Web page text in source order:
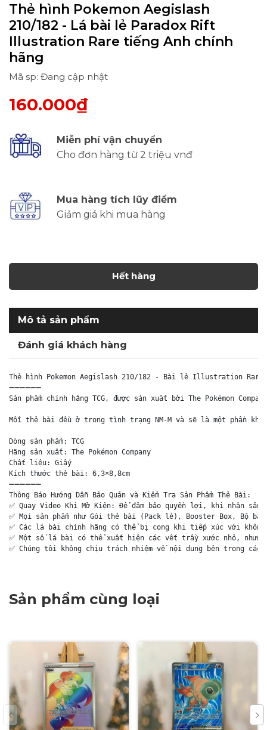
Thẻ hình Pokemon Aegislash
210/182 - Lá bài lẻ Paradox Rift
Illustration Rare tiếng Anh chính
hãng
Mã sp: Đang cập nhật
160.000₫
Miễn phí vận chuyển
Cho đơn hàng từ 2 triệu vnđ
Mua hàng tích lũy điểm
Giảm giá khi mua hàng
Hết hàng
Mô tả sản phẩm
Đánh giá khách hàng
Thẻ hình Pokemon Aegislash 210/182 - Bài lẻ Illustration Rare
➖➖➖➖➖➖
Sản phẩm chính hãng TCG, được sản xuất bởi The Pokémon
Mỗi thẻ bài đều ở trong tình trạng NM-M và sẽ là một phần
Dòng sản phẩm: TCG
Hãng sản xuất: The Pokémon Company
Chất liệu: Giấy
Kích thước thẻ bài: 6,3×8,8cm
➖➖➖➖➖➖
Thông Báo Hướng Dẫn Bảo Quản và Kiểm Tra Sản Phẩm Thẻ Bài:
✅ Quay Video Khi Mở Kiện: Để đảm bảo quyền lợi, khi nhận
✅ Mọi sản phẩm như Gói thẻ bài (Pack lẻ), Booster Box, Bộ
✅ Các lá bài chính hãng có thể bị cong khi tiếp xúc với
✅ Một số lá bài có thể xuất hiện các vết trầy xước nhỏ,
✅ Chúng tôi không chịu trách nhiệm về nội dung bên trong
Sản phẩm cùng loại